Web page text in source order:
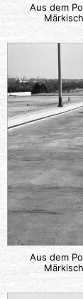
Aus dem
Aus dem